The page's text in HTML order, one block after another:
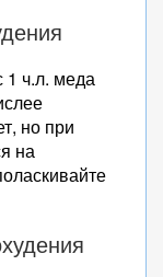
1 ч.л. меда
но при
на